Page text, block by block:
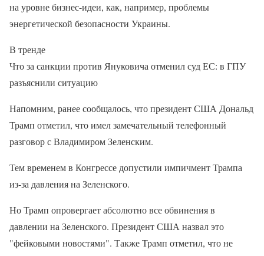
на уровне бизнес-идеи, как, например, проблемы
энергетической безопасности Украины.
В тренде
Что за санкции против Януковича отменил суд ЕС: в ГПУ
разъяснили ситуацию
Напомним, ранее сообщалось, что президент США Дональд
Трамп отметил, что имел замечательный телефонный
разговор с Владимиром Зеленским.
Тем временем в Конгрессе допустили импичмент Трампа
из-за давления на Зеленского.
Но Трамп опровергает абсолютно все обвинения в
давлении на Зеленского. Президент США назвал это
"фейковыми новостями". Также Трамп отметил, что не